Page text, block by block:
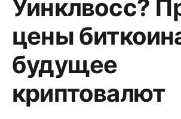
Уинклвосс?
цены
будущее
криптовалют